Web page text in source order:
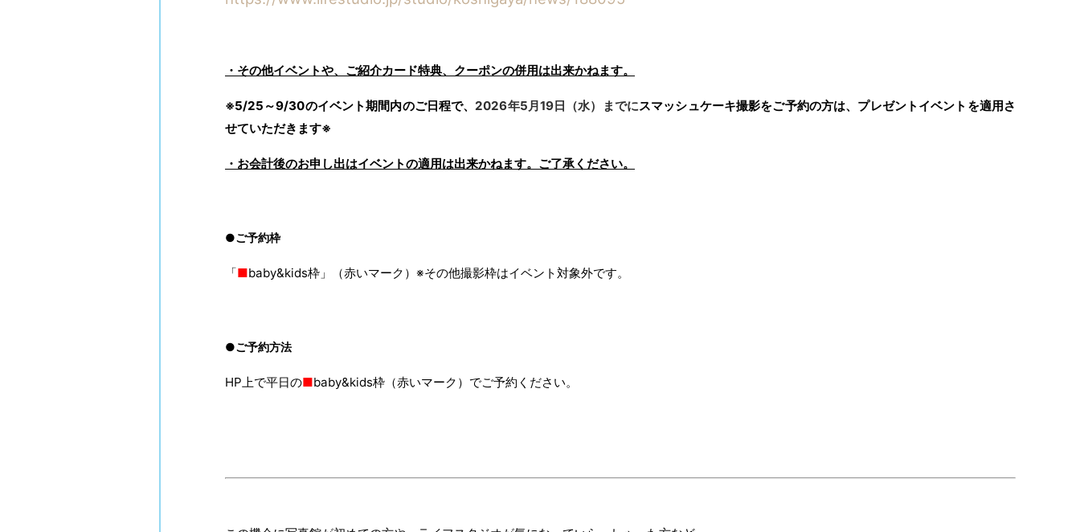
・その他イベントや、ご紹介カード特典、クーポンの併用は出来かねます。
※5/25～9/30のイベント期間内のご日程で、2026年5月19日（水）までにスマッシュケーキ撮影をご予約の方は、プレゼントイベントを適用さ
せていただきます※
・お会計後のお申し出はイベントの適用は出来かねます。ご了承ください。
●ご予約枠
「■baby&kids枠」（赤いマーク）※その他撮影枠はイベント対象外です。
●ご予約方法
HP上で平日の■baby&kids枠（赤いマーク）でご予約ください。